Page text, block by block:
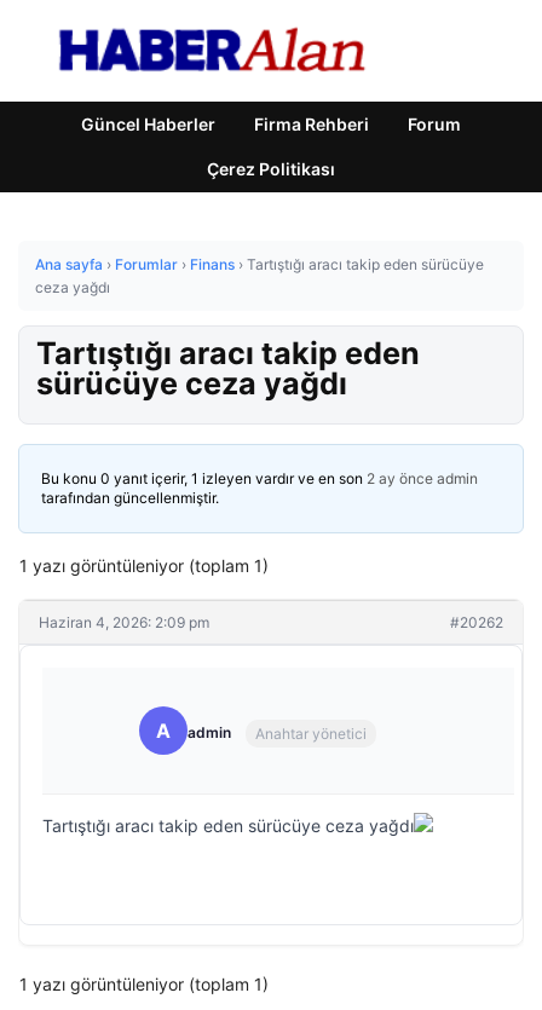
Güncel Haberler Firma Rehberi Forum
Çerez Politikası
Ana sayfa › Forumlar › Finans › Tartıştığı aracı takip eden sürücüye
ceza yağdı
Tartıştığı aracı takip eden
sürücüye ceza yağdı
Bu konu 0 yanıt içerir, 1 izleyen vardır ve en son 2 ay önce admin
tarafından güncellenmiştir.
1 yazı görüntüleniyor (toplam 1)
Haziran 4, 2026: 2:09 pm #20262
A admin Anahtar yönetici
Tartıştığı aracı takip eden sürücüye ceza yağdı
1 yazı görüntüleniyor (toplam 1)